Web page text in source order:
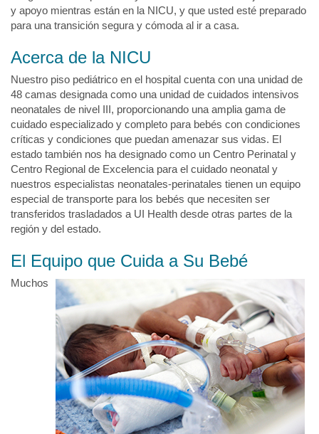
y apoyo mientras están en la NICU, y que usted esté preparado
para una transición segura y cómoda al ir a casa.
Acerca de la NICU
Nuestro piso pediátrico en el hospital cuenta con una unidad de
48 camas designada como una unidad de cuidados intensivos
neonatales de nivel III, proporcionando una amplia gama de
cuidado especializado y completo para bebés con condiciones
críticas y condiciones que puedan amenazar sus vidas. El
estado también nos ha designado como un Centro Perinatal y
Centro Regional de Excelencia para el cuidado neonatal y
nuestros especialistas neonatales-perinatales tienen un equipo
especial de transporte para los bebés que necesiten ser
transferidos trasladados a UI Health desde otras partes de la
región y del estado.
El Equipo que Cuida a Su Bebé
Muchos